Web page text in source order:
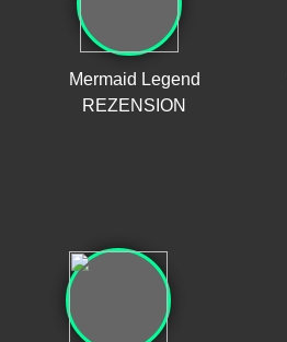
Mermaid Legend
REZENSION